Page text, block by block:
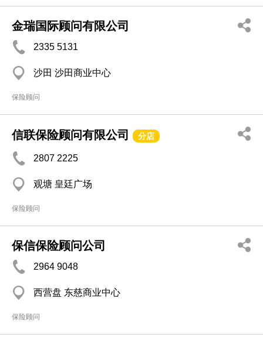
金瑞国际顾问有限公司
2335 5131
沙田 沙田商业中心
保险顾问
信联保险顾问有限公司 分店
2807 2225
观塘 皇廷广场
保险顾问
保信保险顾问公司
2964 9048
西营盘 东慈商业中心
保险顾问